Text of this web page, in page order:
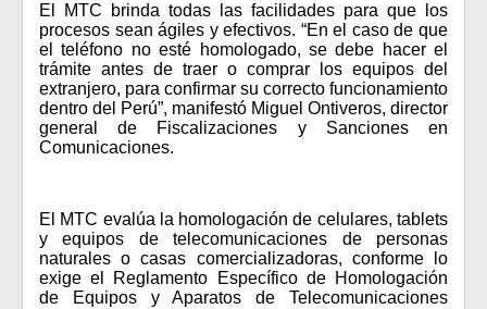
El MTC brinda todas las facilidades para que los
procesos sean ágiles y efectivos. “En el caso de que
el teléfono no esté homologado, se debe hacer el
trámite antes de traer o comprar los equipos del
extranjero, para confirmar su correcto funcionamiento
dentro del Perú”, manifestó Miguel Ontiveros, director
general de Fiscalizaciones y Sanciones en
Comunicaciones.
El MTC evalúa la homologación de celulares, tablets
y equipos de telecomunicaciones de personas
naturales o casas comercializadoras, conforme lo
exige el Reglamento Específico de Homologación
de Equipos y Aparatos de Telecomunicaciones